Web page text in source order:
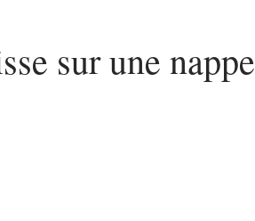
sur une nappe